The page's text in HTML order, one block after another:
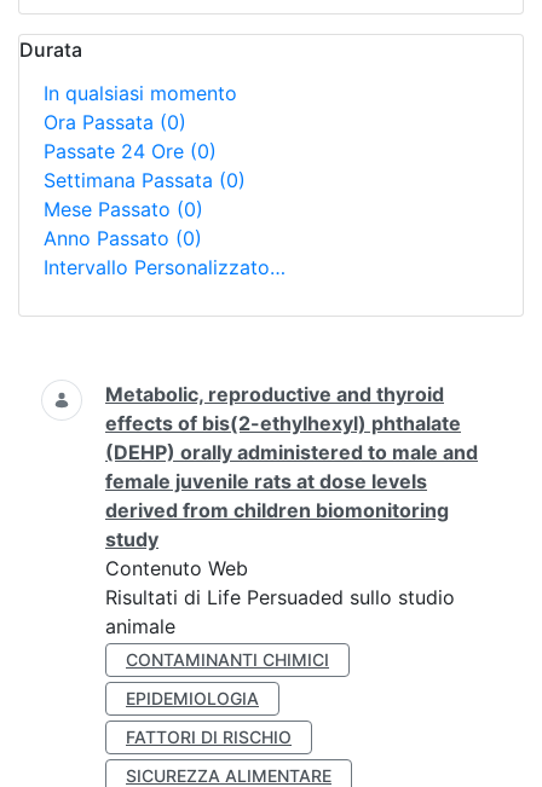
Durata
In qualsiasi momento
Ora Passata (0)
Passate 24 Ore (0)
Settimana Passata (0)
Mese Passato (0)
Anno Passato (0)
Intervallo Personalizzato…
Ricerca
Metabolic, reproductive and thyroid
effects of bis(2-ethylhexyl) phthalate
(DEHP) orally administered to male and
female juvenile rats at dose levels
derived from children biomonitoring
study
Contenuto Web
Risultati di Life Persuaded sullo studio
animale
CONTAMINANTI CHIMICI
EPIDEMIOLOGIA
FATTORI DI RISCHIO
SICUREZZA ALIMENTARE